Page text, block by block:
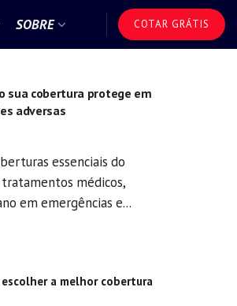
SOBRE COTAR GRÁTIS
sua cobertura protege em
adversas
essenciais do
médicos,
em emergências e...
a melhor cobertura